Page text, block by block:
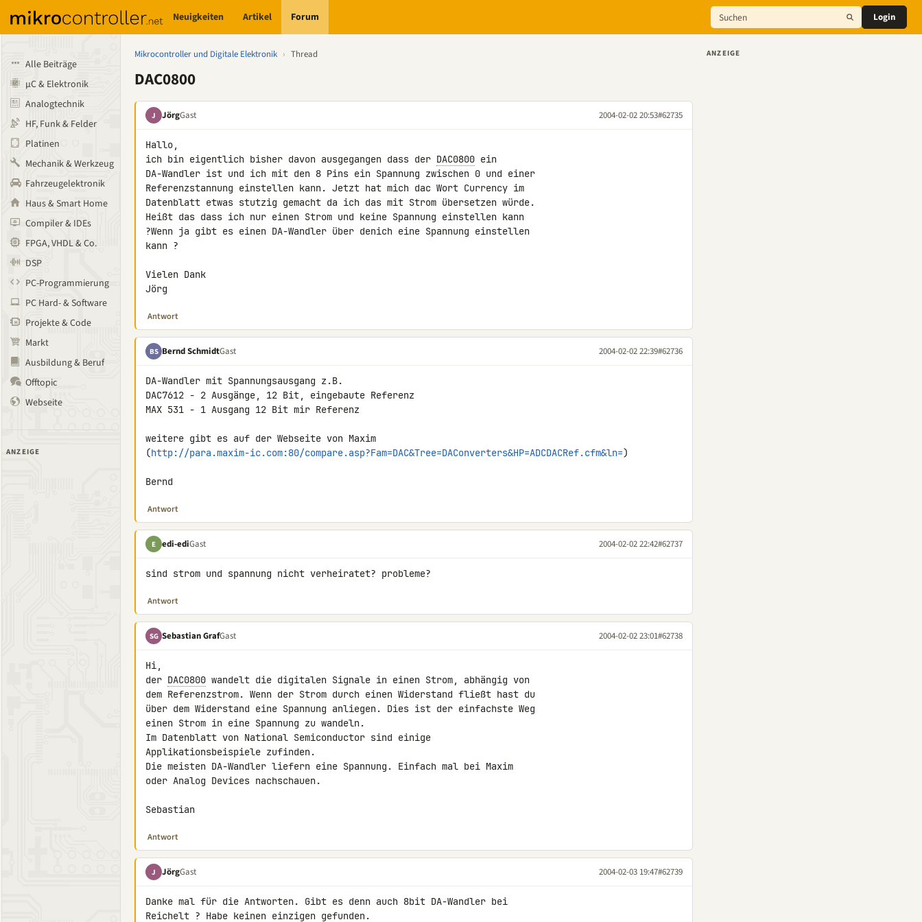
Neuigkeiten Artikel Forum Login
Alle Beiträge
µC & Elektronik
Analogtechnik
HF, Funk & Felder
Platinen
Mechanik & Werkzeug
Fahrzeugelektronik
Haus & Smart Home
Compiler & IDEs
FPGA, VHDL & Co.
DSP
PC-Programmierung
PC Hard- & Software
Projekte & Code
Markt
Ausbildung & Beruf
Offtopic
Webseite
ANZEIGE
Mikrocontroller und Digitale Elektronik › Thread
DAC0800
J JörgGast 2004-02-02 20:53#62735
Hallo,
ich bin eigentlich bisher davon ausgegangen dass der DAC0800 ein
DA-Wandler ist und ich mit den 8 Pins ein Spannung zwischen 0 und einer
Referenzstannung einstellen kann. Jetzt hat mich dac Wort Currency im
Datenblatt etwas stutzig gemacht da ich das mit Strom übersetzen würde.
Heißt das dass ich nur einen Strom und keine Spannung einstellen kann
?Wenn ja gibt es einen DA-Wandler über denich eine Spannung einstellen
kann ?
Vielen Dank
Jörg
Antwort
BS Bernd SchmidtGast 2004-02-02 22:39#62736
DA-Wandler mit Spannungsausgang z.B.
DAC7612 - 2 Ausgänge, 12 Bit, eingebaute Referenz
MAX 531 - 1 Ausgang 12 Bit mir Referenz
weitere gibt es auf der Webseite von Maxim
(http://para.maxim-ic.com:80/compare.asp?Fam=DAC&Tree=DAConverters&HP=ADCDACRef.cfm&ln=)
Bernd
Antwort
E edi-ediGast 2004-02-02 22:42#62737
sind strom und spannung nicht verheiratet? probleme?
Antwort
SG Sebastian GrafGast 2004-02-02 23:01#62738
Hi,
der DAC0800 wandelt die digitalen Signale in einen Strom, abhängig von
dem Referenzstrom. Wenn der Strom durch einen Widerstand fließt hast du
über dem Widerstand eine Spannung anliegen. Dies ist der einfachste Weg
einen Strom in eine Spannung zu wandeln.
Im Datenblatt von National Semiconductor sind einige
Applikationsbeispiele zufinden.
Die meisten DA-Wandler liefern eine Spannung. Einfach mal bei Maxim
oder Analog Devices nachschauen.
Sebastian
Antwort
J JörgGast 2004-02-03 19:47#62739
Danke mal für die Antworten. Gibt es denn auch 8bit DA-Wandler bei
Reichelt ? Habe keinen einzigen gefunden.
ANZEIGE